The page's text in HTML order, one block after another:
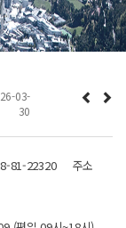
03-
30
81-22320 주소